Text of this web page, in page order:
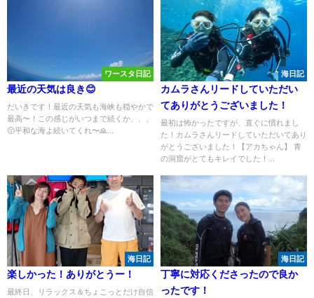
ワースタ日記
最近の天気は良き😊
だいきです！最近の天気も海峡も穏やかで
最高〜！この感じがいつまで続くか、、、
😗平和な海よ続いてくれ〜🙏...
海日記
カムラさんリードしていただい
てありがとうございました！
最初は怖かったですが、直ぐに慣れまし
た！カムラさんリードしていただいてあり
がとうございました！【アカちゃん】 青
の洞窟がとてもキレイでした！...
海日記
楽しかった！ありがとうー！
最終日、リラックス＆ちょこっとだけ自信
海日記
丁寧に対応くださったので良か
ったです！